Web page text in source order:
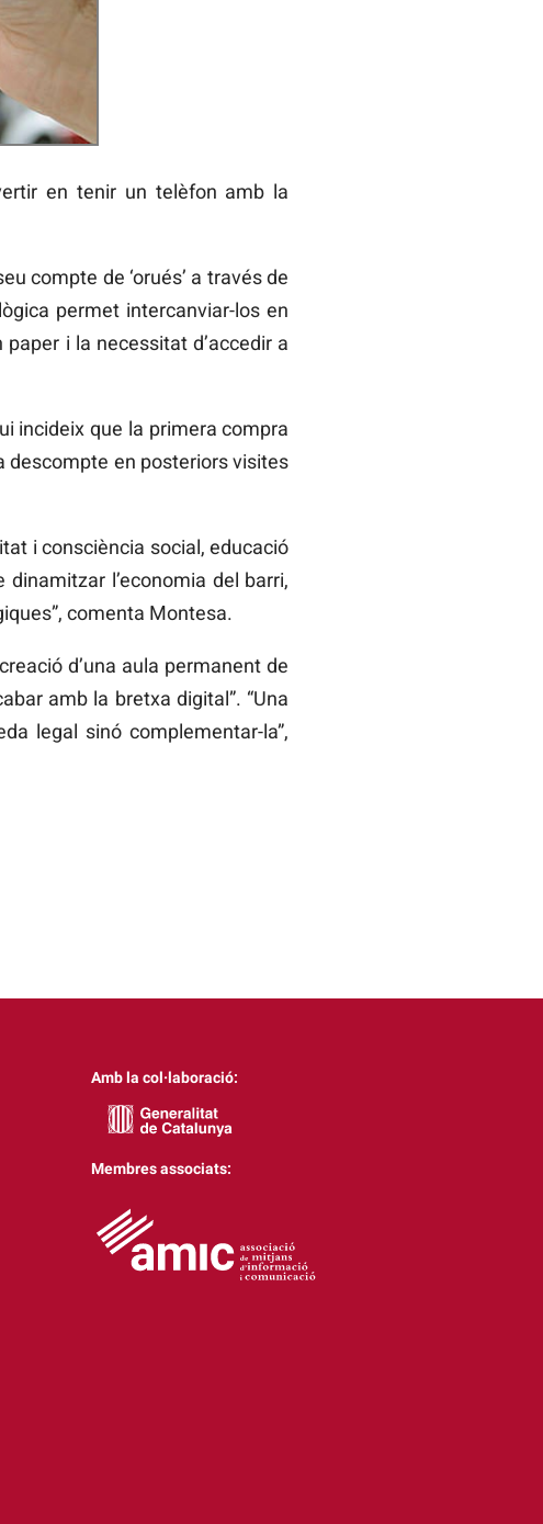
en tenir un telèfon amb la
compte de ‘orués’ a través de
permet intercanviar-los en
i la necessitat d’accedir a
incideix que la primera compra
descompte en posteriors visites
i consciència social, educació
l’economia del barri,
comenta Montesa.
d’una aula permanent de
amb la bretxa digital”. “Una
legal sinó complementar-la”,
Amb la col·laboració:
Membres associats: